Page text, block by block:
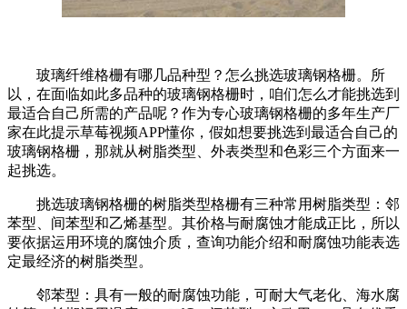
玻璃纤维格栅有哪几品种型？怎么挑选玻璃钢格栅。所
以，在面临如此多品种的玻璃钢格栅时，咱们怎么才能挑选到
最适合自己所需的产品呢？作为专心玻璃钢格栅的多年生产厂
家在此提示草莓视频APP懂你，假如想要挑选到最适合自己的
玻璃钢格栅，那就从树脂类型、外表类型和色彩三个方面来一
起挑选。
挑选玻璃钢格栅的树脂类型格栅有三种常用树脂类型：邻
苯型、间苯型和乙烯基型。其价格与耐腐蚀才能成正比，所以
要依据运用环境的腐蚀介质，查询功能介绍和耐腐蚀功能表选
定最经济的树脂类型。
邻苯型：具有一般的耐腐蚀功能，可耐大气老化、海水腐